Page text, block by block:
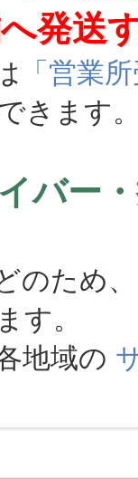
発送
「営業
きます
イバー
のため
す。
地域の